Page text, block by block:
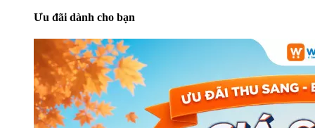
Ưu đãi dành cho bạn